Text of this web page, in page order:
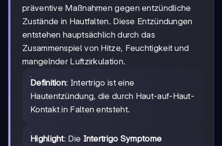
präventive Maßnahmen gegen entzündliche
Zustände in Hautfalten. Diese Entzündungen
entstehen hauptsächlich durch das
Zusammenspiel von Hitze, Feuchtigkeit und
mangelnder Luftzirkulation.
Definition: Intertrigo ist eine
Hautentzündung, die durch Haut-auf-Haut-
Kontakt in Falten entsteht.
Highlight: Die Intertrigo Symptome